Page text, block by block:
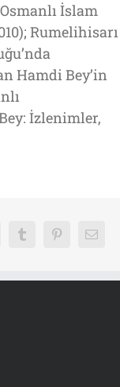
İslam
Rumelihisarı
Hamdi Bey’in
İzlenimler,
TumblrPinterest
E-